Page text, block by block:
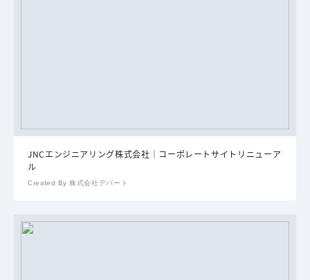
JNCエンジニアリング株式会社｜コーポレートサイトリニューア
ル
Created By 株式会社デパート